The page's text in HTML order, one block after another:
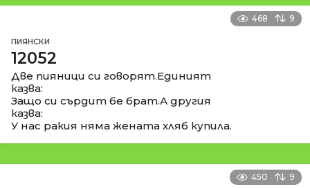
468 9
ПИЯНСКИ
12052
Две пияници си говорят.Единият
казва:
Защо си сърдит бе брат.А другия
казва:
У нас ракия няма жената хляб купила.
450 9